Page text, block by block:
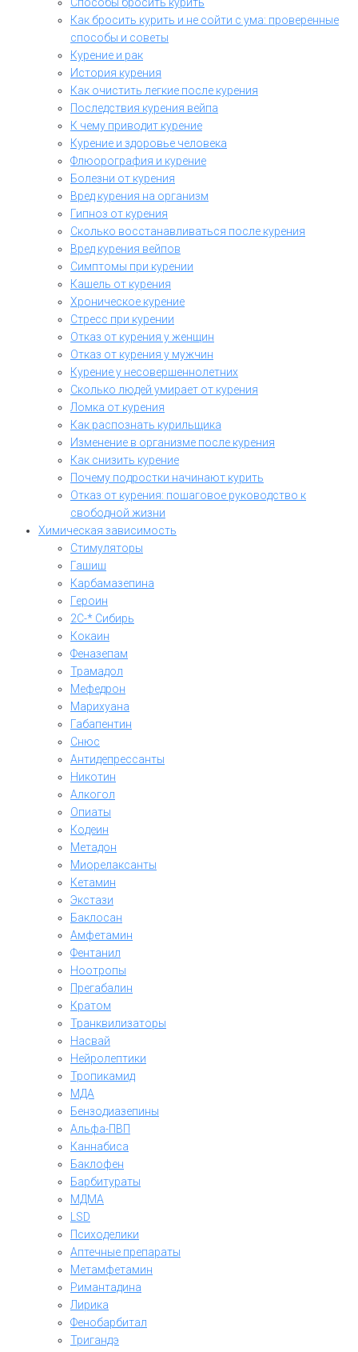
Как бросить курить и не сойти с ума: проверенные
способы и советы
Курение и рак
История курения
Как очистить легкие после курения
Последствия курения вейпа
К чему приводит курение
Курение и здоровье человека
Флюорография и курение
Болезни от курения
Вред курения на организм
Гипноз от курения
Сколько восстанавливаться после курения
Вред курения вейпов
Симптомы при курении
Кашель от курения
Хроническое курение
Стресс при курении
Отказ от курения у женщин
Отказ от курения у мужчин
Курение у несовершеннолетних
Сколько людей умирает от курения
Ломка от курения
Как распознать курильщика
Изменение в организме после курения
Как снизить курение
Почему подростки начинают курить
Отказ от курения: пошаговое руководство к
свободной жизни
Химическая зависимость
Стимуляторы
Гашиш
Карбамазепина
Героин
2C-* Сибирь
Кокаин
Феназепам
Трамадол
Мефедрон
Марихуана
Габапентин
Снюс
Антидепрессанты
Никотин
Алкогол
Опиаты
Кодеин
Метадон
Миорелаксанты
Кетамин
Экстази
Баклосан
Амфетамин
Фентанил
Ноотропы
Прегабалин
Кратом
Транквилизаторы
Насвай
Нейролептики
Тропикамид
МДА
Бензодиазепины
Альфа-ПВП
Каннабиса
Баклофен
Барбитураты
МДМА
LSD
Психоделики
Аптечные препараты
Метамфетамин
Римантадина
Лирика
Фенобарбитал
Тригандэ